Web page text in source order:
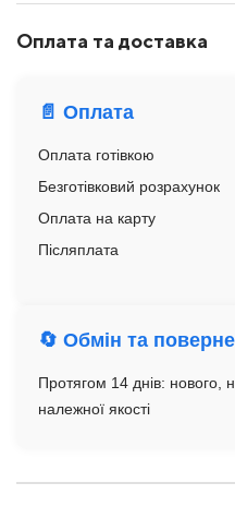
Оплата та доставка
📄 Оплата
Оплата готівкою
Безготівковий розрахунок
Оплата на карту
Післяплата
🔄 Обмін та
Протягом 14 днів: нового,
належної якості